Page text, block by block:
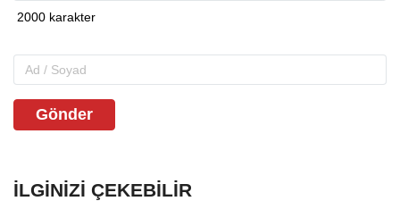
Gönder
İLGINIZI ÇEKEBILIR